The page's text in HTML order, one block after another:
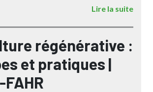
Lire la suite
régénérative :
et pratiques |
FAHR